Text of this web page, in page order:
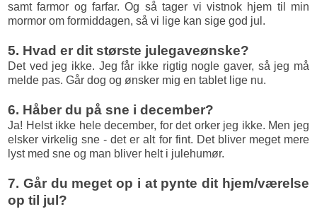
samt farmor og farfar. Og så tager vi vistnok hjem til min
mormor om formiddagen, så vi lige kan sige god jul.
5. Hvad er dit største julegaveønske?
Det ved jeg ikke. Jeg får ikke rigtig nogle gaver, så jeg må
melde pas. Går dog og ønsker mig en tablet lige nu.
6. Håber du på sne i december?
Ja! Helst ikke hele december, for det orker jeg ikke. Men jeg
elsker virkelig sne - det er alt for fint. Det bliver meget mere
lyst med sne og man bliver helt i julehumør.
7. Går du meget op i at pynte dit hjem/værelse
op til jul?